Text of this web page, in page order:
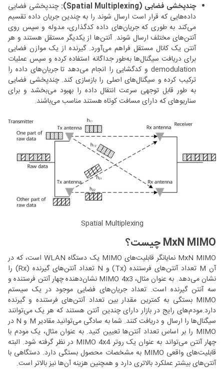
چندپخشی فضایی (Spatial Multiplexing):
چندپخشی فضایی
داده‌هایی که قرار است ارسال شوند را به چندین جریان داده تقسیم
می‌کند به طوری که جریان‌های داده کدگذاری، مدوله و سپس روی
آنتن‌های مختلف ارسال شوند. آنتن‌ها از یکدیگر مستقل هستند و هر
آنتن یک کانال مستقل فراهم می‌آورد. گیرنده از یک موازن فضایی
برای دریافت سیگنال‌ها به‌طور جداگانه استفاده کرده و سپس عملیات
demodulation و کدگشایی را انجام می‌دهد تا جریان‌های داده را
ترکیب کرده و سیگنال‌های اصلی را بازسازی کند. چندپخشی فضایی
به طور قابل توجهی سرعت انتقال داده را بهبود می‌بخشد و برای
سناریوهای که دارای مسافت کوتاه‌ هستند مناسب می‌باشند.
Spatial Multiplexing
MxN MIMO چیست؟
MxN MIMO نمایانگر قابلیت‌های MIMO یک دستگاه WLAN است، که در
آن M تعداد آنتن‌های فرستنده (Tx) و N تعداد آنتن‌های گیرنده (Rx) را
نشان می‌دهد. به عنوان مثال، MIMO 4x3 نشان‌دهنده چهار آنتن فرستنده و
سه آنتن گیرنده است. تعداد جریان‌های فضایی موجود در یک سیستم
MIMO بستگی به کمترین مقدار بین تعداد آنتن‌های فرستنده و گیرنده
دارد.مودم‌های رایج در بازار دارای چندین آنتن هستند که هر یک می‌توانند
سیگنال‌ها را ارسال و دریافت کنند. شما به سادگی می‌توانید مقادیر M و N در
MIMO را بر اساس تعداد آنتن‌ها تعیین کنید. به عنوان مثال، یک مودم با
چهار آنتن می‌تواند به عنوان یک روتر MIMO 4x4 در نظر گرفته شود. البته
قابلیت‌های واقعی MIMO به مشخصات محصول بستگی دارد. دستگاهی با
آنتن‌های بیشتر عملکرد بالاتری دارد و همچنین هزینه آن‌ها نیز بالاتر است.